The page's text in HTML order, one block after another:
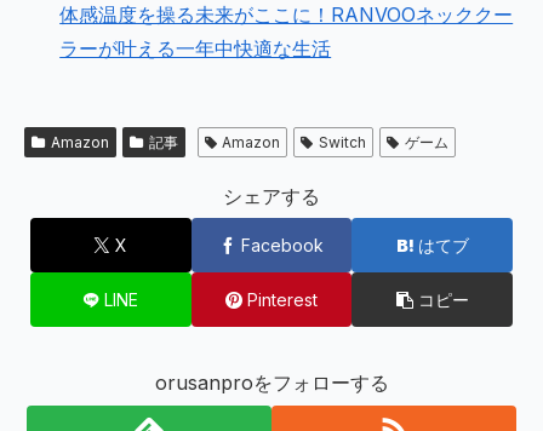
体感温度を操る未来がここに！RANVOOネッククー
ラーが叶える一年中快適な生活
Amazon 記事 Amazon Switch ゲーム
シェアする
X Facebook はてブ
LINE Pinterest コピー
orusanproをフォローする